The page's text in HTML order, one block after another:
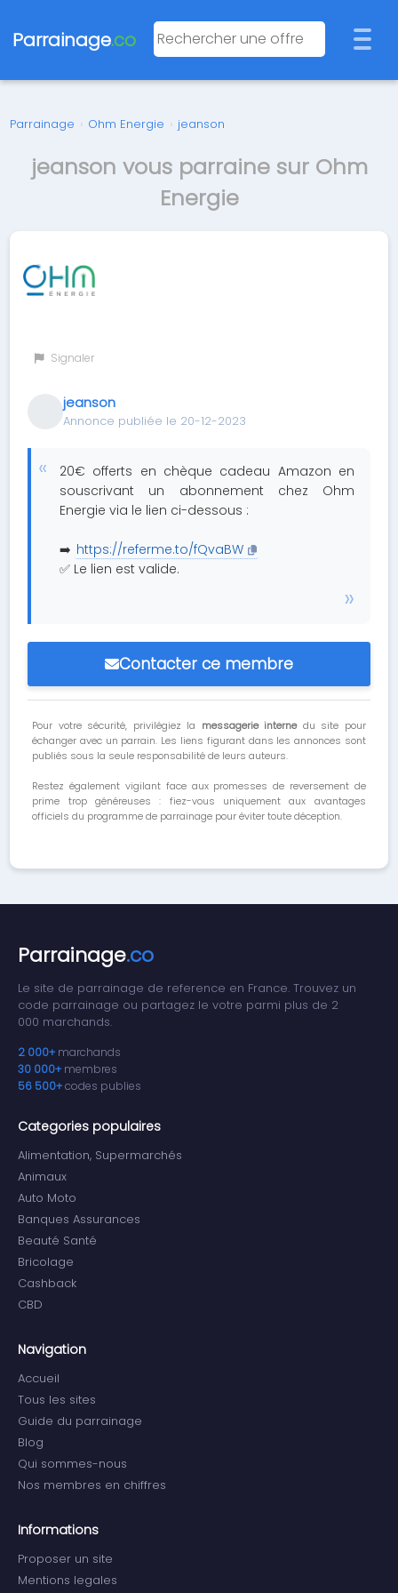
Parrainage.co
Parrainage › Ohm Energie › jeanson
jeanson vous parraine sur Ohm
Energie
Signaler
jeanson
Annonce publiée le 20-12-2023
20€ offerts en chèque cadeau Amazon en
souscrivant un abonnement chez Ohm
Energie via le lien ci-dessous :
➡️ https://referme.to/fQvaBW
✅ Le lien est valide.
Contacter ce membre
Pour votre sécurité, privilégiez la messagerie internedu site pour
échanger avec un parrain. Les liens figurant dans les annonces sont
publiés sous la seule responsabilité de leurs auteurs.
Restez également vigilant face aux promesses de reversement de
prime trop généreuses : fiez-vous uniquement aux avantages
officiels du programme de parrainage pour éviter toute déception.
Parrainage.co
Le site de parrainage de reference en France. Trouvez un
code parrainage ou partagez le votre parmi plus de 2
000 marchands.
2 000+ marchands
30 000+ membres
56 500+codes publies
Categories populaires
Alimentation, Supermarchés
Animaux
Auto Moto
Banques Assurances
Beauté Santé
Bricolage
Cashback
CBD
Navigation
Accueil
Tous les sites
Guide du parrainage
Blog
Qui sommes-nous
Nos membres en chiffres
Informations
Proposer un site
Mentions legales